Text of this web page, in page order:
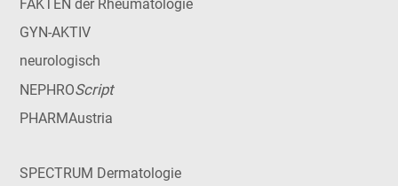
FAKTEN der Rheumatologie
GYN-AKTIV
neurologisch
NEPHROScript
PHARMAustria
SPECTRUM Dermatologie